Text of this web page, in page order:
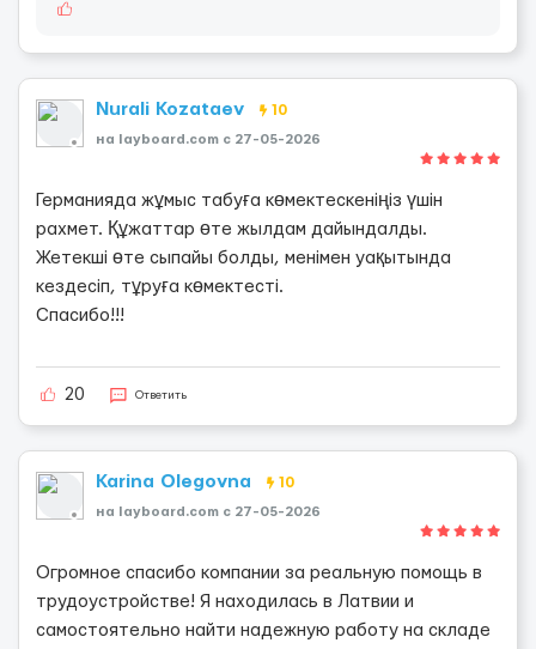
Nurali Kozataev 10
на layboard.com c 27-05-2026
Германияда жұмыс табуға көмектескеніңіз үшін
рахмет. Құжаттар өте жылдам дайындалды.
Жетекші өте сыпайы болды, менімен уақытында
кездесіп, тұруға көмектесті.
Спасибо!!!
20 Ответить
Karina Olegovna 10
на layboard.com c 27-05-2026
Огромное спасибо компании за реальную помощь в
трудоустройстве! Я находилась в Латвии и
самостоятельно найти надежную работу на складе